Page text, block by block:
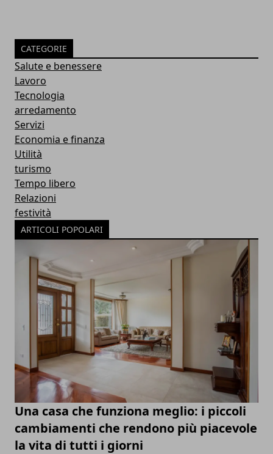
CATEGORIE
Salute e benessere
Lavoro
Tecnologia
arredamento
Servizi
Economia e finanza
Utilità
turismo
Tempo libero
Relazioni
festività
ARTICOLI POPOLARI
Una casa che funziona meglio: i piccoli
cambiamenti che rendono più piacevole
la vita di tutti i giorni